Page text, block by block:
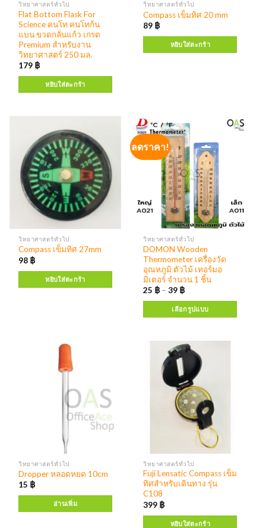
วิทยาศาสตร์ทั่วไป
Compass เข็มทิศ 20 mm
89 ฿
หยิบใส่ตะกร้า
วิทยาศาสตร์ทั่วไป
Compass เข็มทิศ 27mm
98 ฿
หยิบใส่ตะกร้า
ลดราคา!
วิทยาศาสตร์ทั่วไป
DOMON Wooden
Thermometer เครื่องวัด
อุณหภูมิ ตัวไม้ เทอร์มอ
มิเตอร์ จำนวน 1 ชิ้น
25 ฿ –39 ฿
เลือกรูปแบบ
วิทยาศาสตร์ทั่วไป
Dropper หลอดหยด 10cm
15 ฿
อ่านเพิ่ม
วิทยาศาสตร์ทั่วไป
Flat Bottom Flask For
Science คนโท คนโทก้น
แบน ขวดกลั่นแก้ว เกรด
Premium สำหรับงาน
วิทยาศาสตร์ 250 มล.
179 ฿
หยิบใส่ตะกร้า
วิทยาศาสตร์ทั่วไป
Fuji Lensatic Compass เข็ม
ทิศสำหรับเดินทาง รุ่น
C108
399 ฿
หยิบใส่ตะกร้า